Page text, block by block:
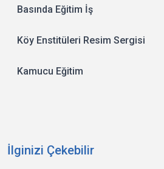
Basında Eğitim İş
Köy Enstitüleri Resim Sergisi
Kamucu Eğitim
İlginizi Çekebilir